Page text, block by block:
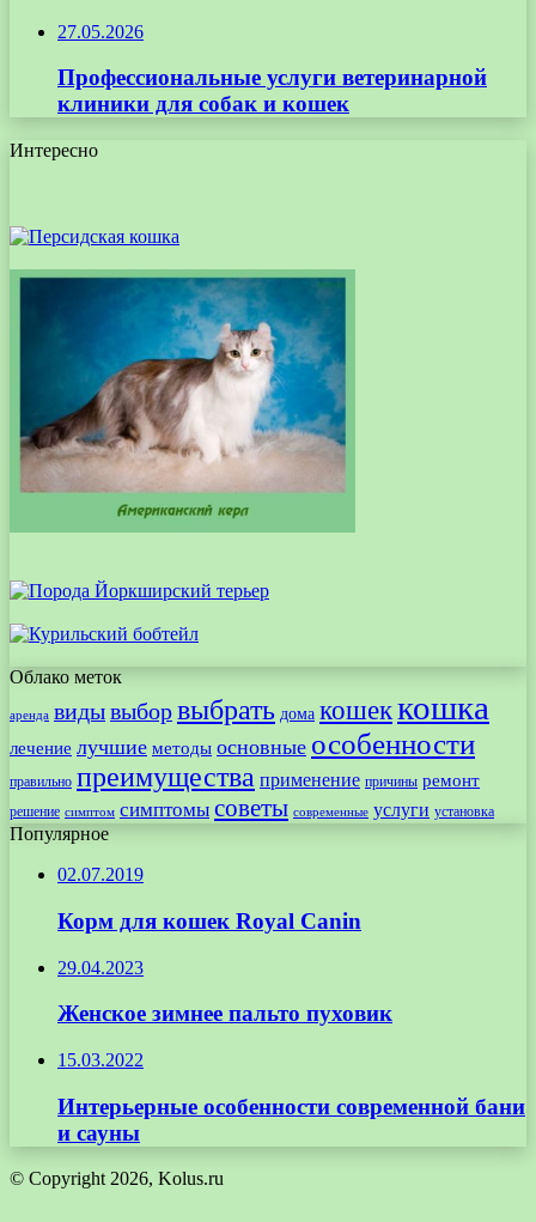
27.05.2026
Профессиональные услуги ветеринарной
клиники для собак и кошек
Интересно
Облако меток
аренда видывыборвыбрать дома кошеккошка
лечение лучшие методы основные особенности
правильно преимущества применение причины ремонт
решение симптом симптомы советы современные услуги установка
Популярное
02.07.2019
Корм для кошек Royal Canin
29.04.2023
Женское зимнее пальто пуховик
15.03.2022
Интерьерные особенности современной бани
и сауны
© Copyright 2026, Kolus.ru